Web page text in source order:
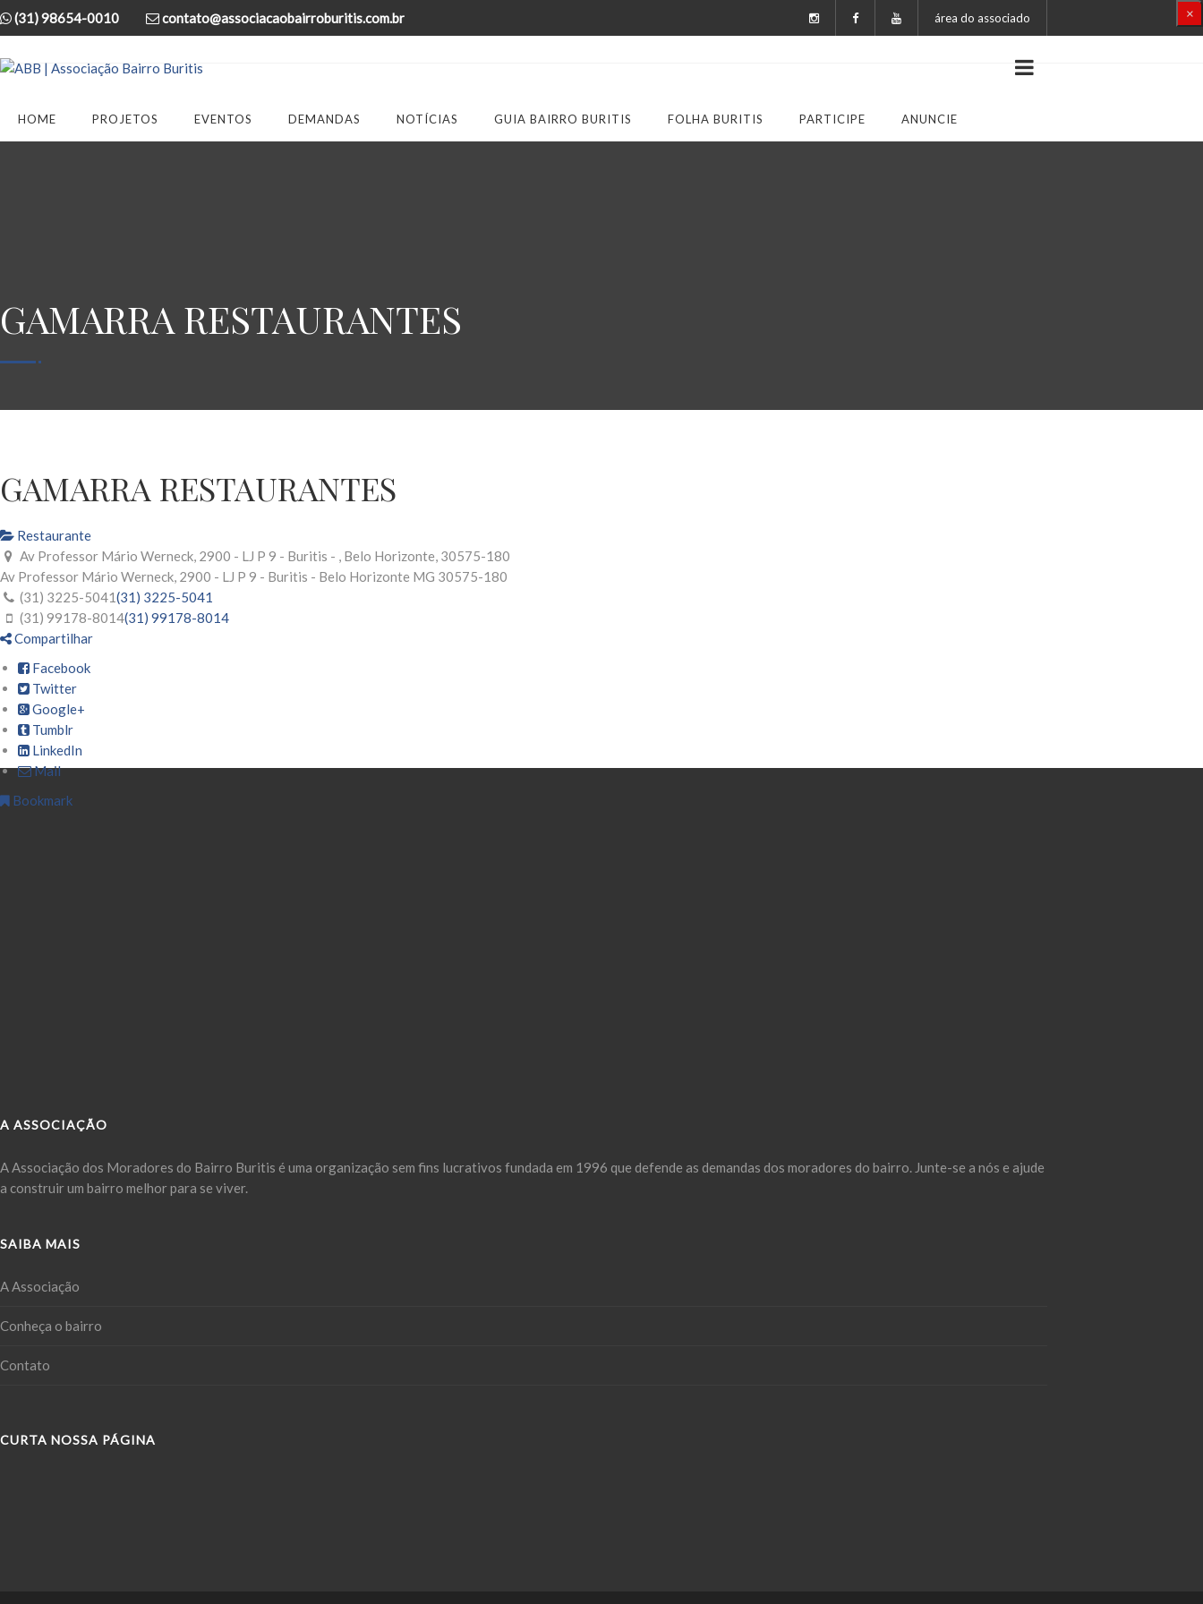
área do associado
(31) 98654-0010 contato@associacaobairroburitis.com.br
HOME PROJETOS EVENTOS DEMANDAS NOTÍCIAS GUIA BAIRRO BURITIS FOLHA BURITIS PARTICIPE ANUNCIE
GAMARRA RESTAURANTES
GAMARRA RESTAURANTES
Restaurante
Av Professor Mário Werneck, 2900 - LJ P 9 - Buritis - , Belo Horizonte, 30575-180
Av Professor Mário Werneck, 2900 - LJ P 9 - Buritis - Belo Horizonte MG 30575-180
(31) 3225-5041(31) 3225-5041
(31) 99178-8014(31) 99178-8014
Compartilhar
Facebook
Twitter
Google+
Tumblr
LinkedIn
Mail
Bookmark
A ASSOCIAÇÃO
A Associação dos Moradores do Bairro Buritis é uma organização sem fins lucrativos fundada em 1996 que defende as demandas dos moradores do bairro. Junte-se a nós e ajude
a construir um bairro melhor para se viver.
SAIBA MAIS
A Associação
Conheça o bairro
Contato
CURTA NOSSA PÁGINA
×